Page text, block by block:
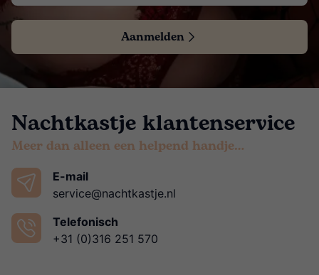
Aanmelden
Nachtkastje klantenservice
Meer dan alleen een helpend handje…
E-mail
service@nachtkastje.nl
Telefonisch
+31 (0)316 251 570